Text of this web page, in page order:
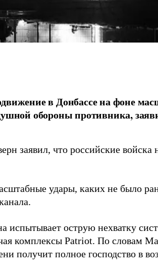
в Донбассе на фоне
обороны противника,
заявил, что российские войска
удары, каких не было
испытывает острую нехватку
комплексы Patriot. По словам
получит полное господство в